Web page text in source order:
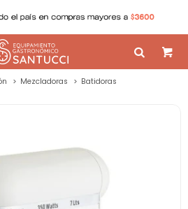
Mezcladoras Batidoras